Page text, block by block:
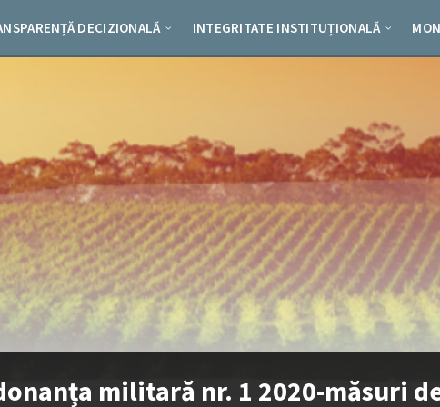
DECIZIONALĂ INTEGRITATE INSTITUȚIONALĂ
militară nr. 1 2020-măsuri